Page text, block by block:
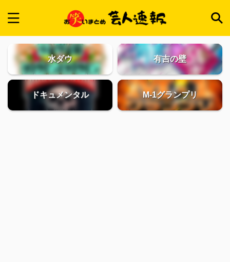
水ダウ 有吉の壁
ドキュメンタル M-1グランプリ